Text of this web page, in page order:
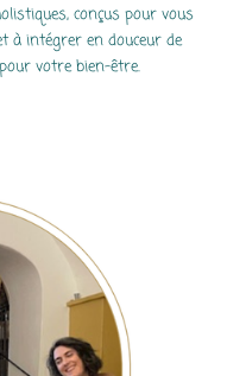
conçus pour vous
intégrer en douceur de
votre bien-être.